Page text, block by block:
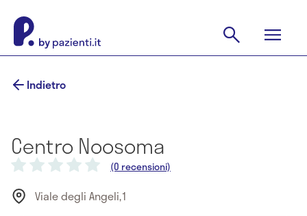
Indietro
Centro Noosoma
(0 recensioni)
Viale degli Angeli,1